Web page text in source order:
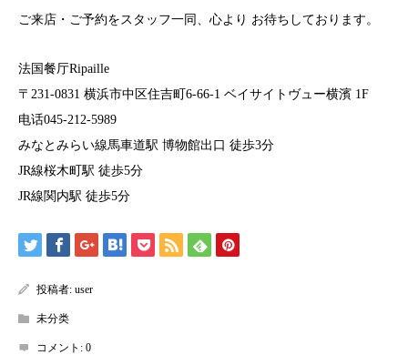
ご来店・ご予約をスタッフ一同、心より お待ちしております。
法国餐厅Ripaille
〒231-0831 横浜市中区住吉町6-66-1 ベイサイトヴュー横濱 1F
电话045-212-5989
みなとみらい線馬車道駅 博物館出口 徒歩3分
JR線桜木町駅 徒歩5分
JR線関内駅 徒歩5分
投稿者: user
未分类
コメント: 0